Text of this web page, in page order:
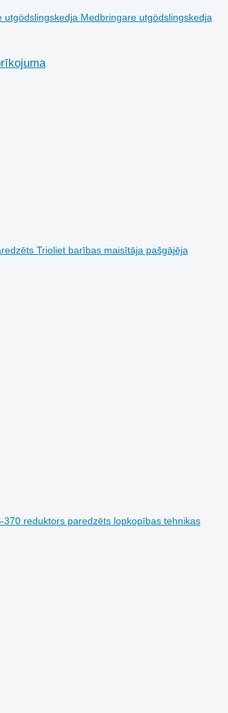
utgödslingskedja Medbringare utgödslingskedja
Trioliet barības maisītāja pašgājēja
370 reduktors paredzēts lopkopības tehnikas